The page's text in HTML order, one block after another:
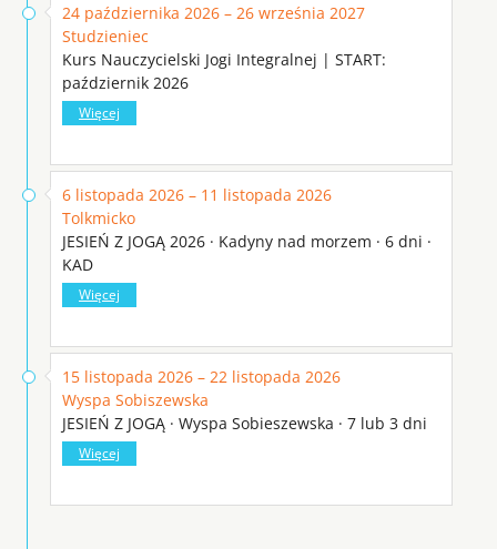
24 października 2026 – 26 września 2027
Studzieniec
Kurs Nauczycielski Jogi Integralnej | START:
październik 2026
Więcej
6 listopada 2026 – 11 listopada 2026
Tolkmicko
JESIEŃ Z JOGĄ 2026 · Kadyny nad morzem · 6 dni ·
KAD
Więcej
15 listopada 2026 – 22 listopada 2026
Wyspa Sobiszewska
JESIEŃ Z JOGĄ · Wyspa Sobieszewska · 7 lub 3 dni
Więcej